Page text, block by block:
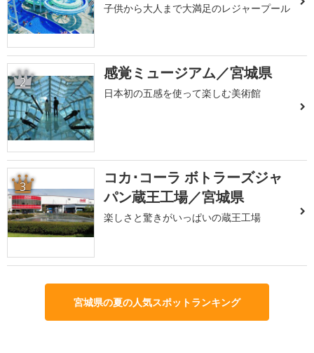
子供から大人まで大満足のレジャープール
2 感覚ミュージアム／宮城県
日本初の五感を使って楽しむ美術館
3
コカ･コーラ ボトラーズジャ
パン蔵王工場／宮城県
楽しさと驚きがいっぱいの蔵王工場
宮城県の夏の人気スポットランキング